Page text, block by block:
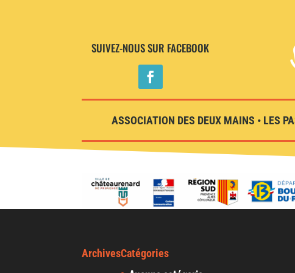
SUIVEZ-NOUS SUR FACEBOOK
ASSOCIATION DES DEUX MAINS • LES
ArchivesCatégories